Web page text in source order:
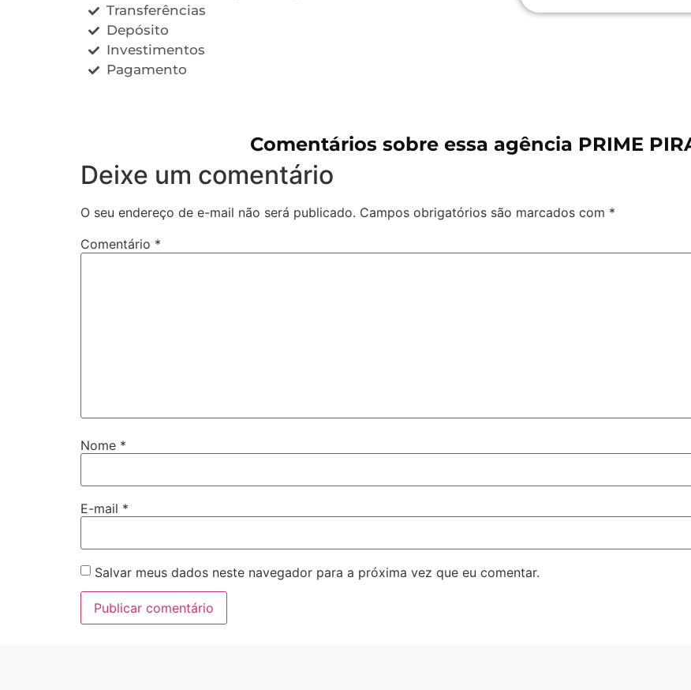
Transferências
Depósito
Investimentos
Pagamento
Comentários sobre essa agência PRIME
Deixe um comentário
O seu endereço de e-mail não será publicado. Campos obrigatórios são marcados com *
Comentário *
Nome *
E-mail *
Salvar meus dados neste navegador para a próxima vez que eu comentar.